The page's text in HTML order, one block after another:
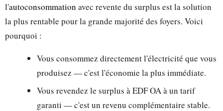
l'autoconsommation avec revente du surplus est la solution
la plus rentable pour la grande majorité des foyers. Voici
pourquoi :
Vous consommez directement l'électricité que vous
produisez — c'est l'économie la plus immédiate.
Vous revendez le surplus à EDF OA à un tarif
garanti — c'est un revenu complémentaire stable.